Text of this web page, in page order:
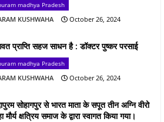
madhya Pradesh
KUSHWAHA October 26, 2024
प्राप्ति सहज साधन है : डॉक्टर पुष्कर परसाई
madhya Pradesh
KUSHWAHA October 26, 2024
सोहागपुर से भारत माता के सपूत तीन अग्नि वीरो
मौर्य क्षत्रिय समाज के द्वारा स्वागत किया गया।